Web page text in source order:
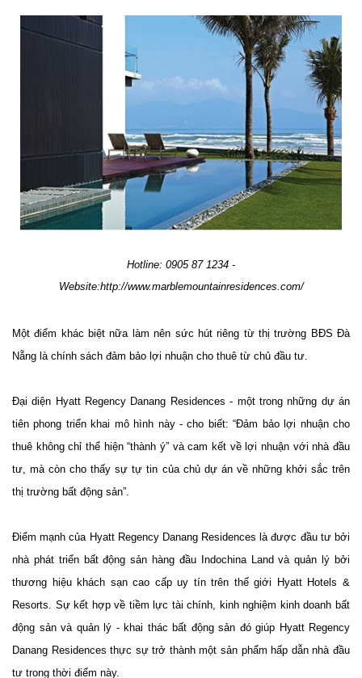
Hotline: 0905 87 1234 -
Website:http://www.marblemountainresidences.com/
Một điểm khác biệt nữa làm nên sức hút riêng từ thị trường BĐS Đà
Nẵng là chính sách đảm bảo lợi nhuận cho thuê từ chủ đầu tư.
Đại diện Hyatt Regency Danang Residences - một trong những dự án
tiên phong triển khai mô hình này - cho biết: “Đảm bảo lợi nhuận cho
thuê không chỉ thể hiện “thành ý” và cam kết về lợi nhuận với nhà đầu
tư, mà còn cho thấy sự tự tin của chủ dự án về những khởi sắc trên
thị trường bất động sản”.
Điểm mạnh của Hyatt Regency Danang Residences là được đầu tư bởi
nhà phát triển bất động sản hàng đầu Indochina Land và quản lý bởi
thương hiệu khách sạn cao cấp uy tín trên thế giới Hyatt Hotels &
Resorts. Sự kết hợp về tiềm lực tài chính, kinh nghiệm kinh doanh bất
động sản và quản lý - khai thác bất động sản đó giúp Hyatt Regency
Danang Residences thực sự trở thành một sản phẩm hấp dẫn nhà đầu
tư trong thời điểm này.